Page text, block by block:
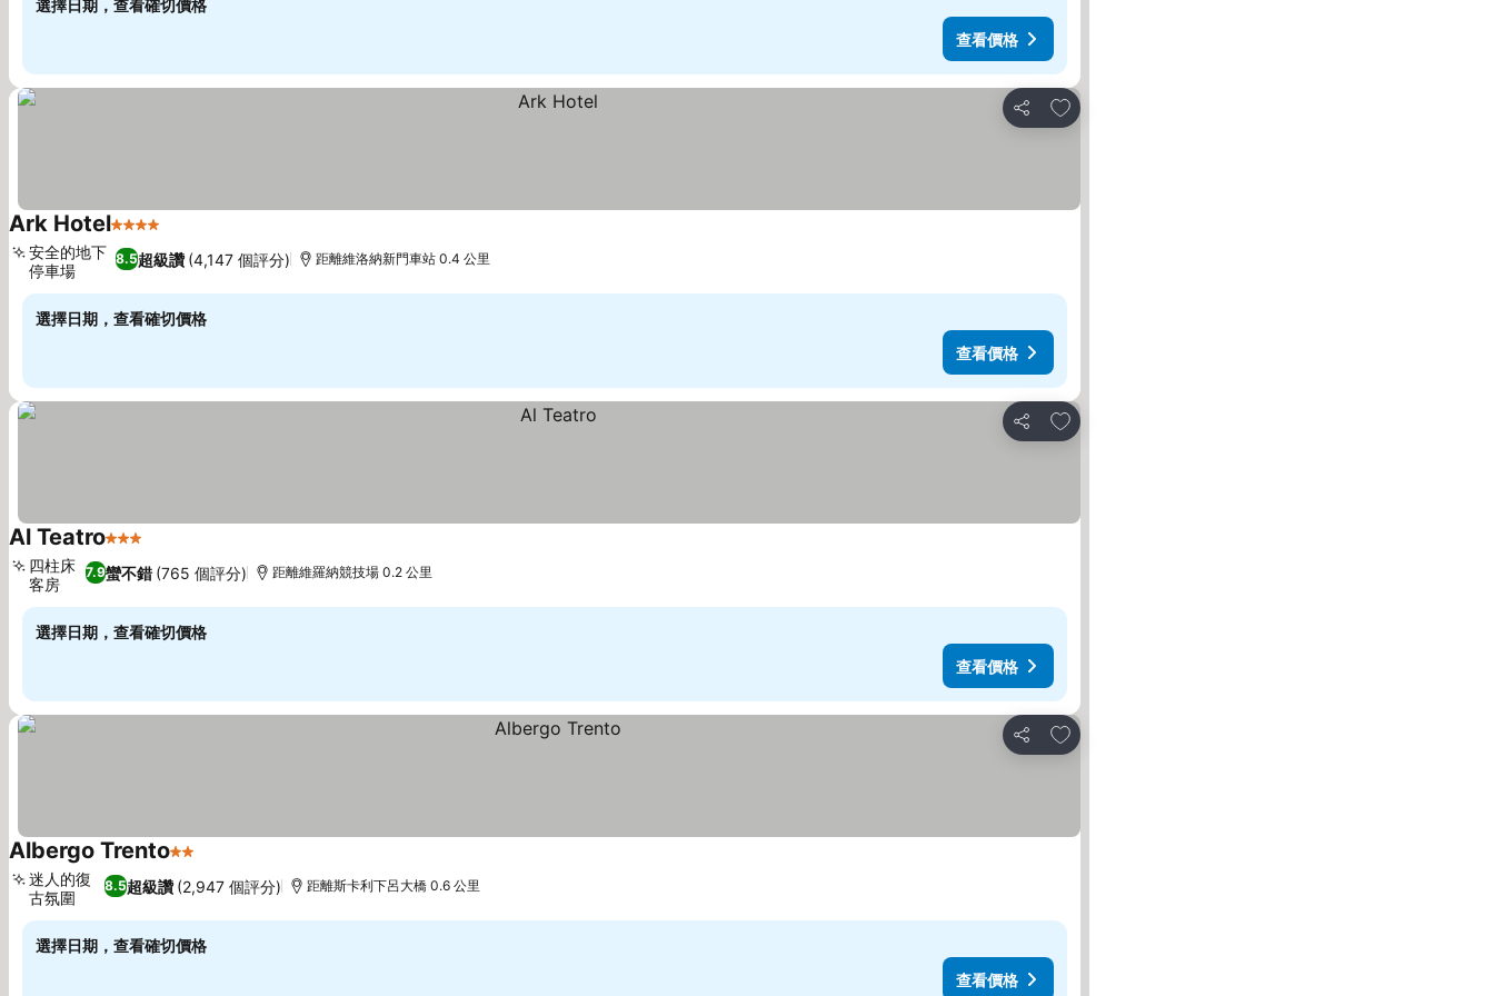
選擇日期，查看確切價格
查看價格
分享
加入我的最愛
Ark Hotel4 星級
8.5超級讚 (4,147 個評分)
安全的地下
停車場
距離維洛納新門車站 0.4 公里
選擇日期，查看確切價格
查看價格
分享
加入我的最愛
Al Teatro3 星級
7.9蠻不錯 (765 個評分)
四柱床
客房
距離維羅納競技場 0.2 公里
選擇日期，查看確切價格
查看價格
分享
加入我的最愛
Albergo Trento2 星級
8.5超級讚 (2,947 個評分)
迷人的復
古氛圍
距離斯卡利下呂大橋 0.6 公里
選擇日期，查看確切價格
查看價格